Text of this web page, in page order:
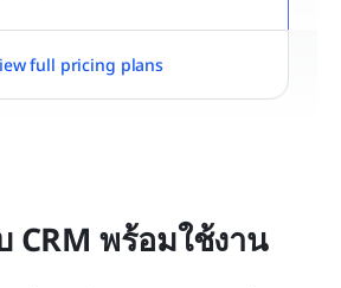
full pricing plans
CRM พร้อมใช้งาน